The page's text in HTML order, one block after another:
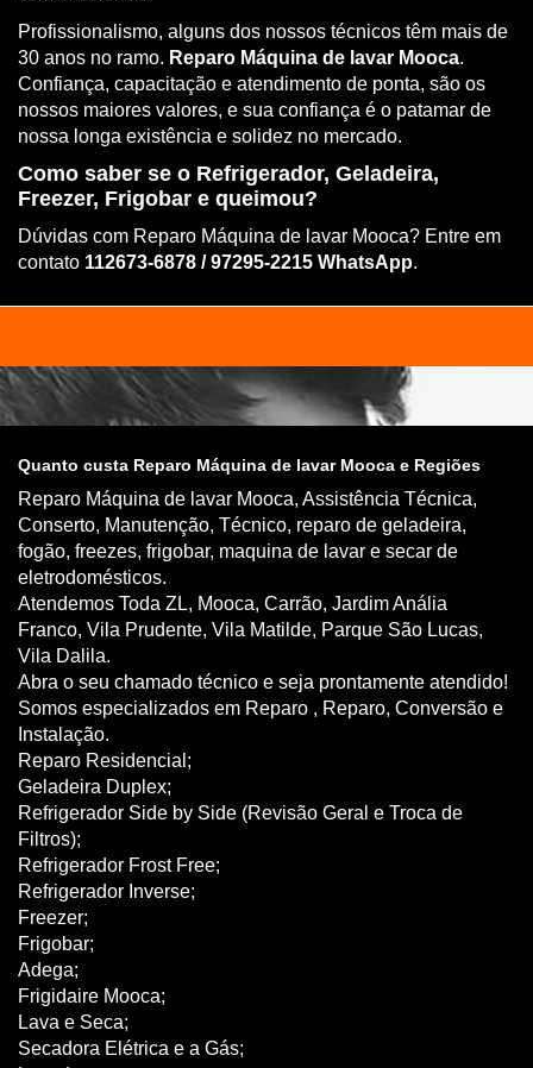
Profissionalismo, alguns dos nossos técnicos têm mais de
30 anos no ramo. Reparo Máquina de lavar Mooca.
Confiança, capacitação e atendimento de ponta, são os
nossos maiores valores, e sua confiança é o patamar de
nossa longa existência e solidez no mercado.
Como saber se o Refrigerador, Geladeira,
Freezer, Frigobar e queimou?
Dúvidas com Reparo Máquina de lavar Mooca? Entre em
contato 112673-6878 / 97295-2215 WhatsApp.
Quanto custa Reparo Máquina de lavar Mooca e Regiões
Reparo Máquina de lavar Mooca, Assistência Técnica,
Conserto, Manutenção, Técnico, reparo de geladeira,
fogão, freezes, frigobar, maquina de lavar e secar de
eletrodomésticos.
Atendemos Toda ZL, Mooca, Carrão, Jardim Anália
Franco, Vila Prudente, Vila Matilde, Parque São Lucas,
Vila Dalila.
Abra o seu chamado técnico e seja prontamente atendido!
Somos especializados em Reparo , Reparo, Conversão e
Instalação.
Reparo Residencial;
Geladeira Duplex;
Refrigerador Side by Side (Revisão Geral e Troca de
Filtros);
Refrigerador Frost Free;
Refrigerador Inverse;
Freezer;
Frigobar;
Adega;
Frigidaire Mooca;
Lava e Seca;
Secadora Elétrica e a Gás;